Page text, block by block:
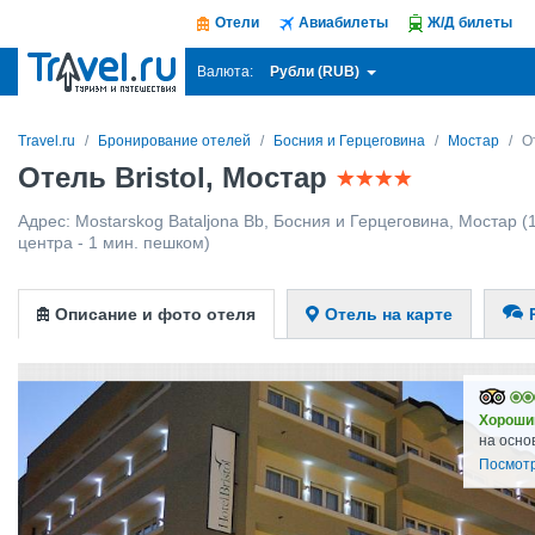
Отели Авиабилеты Ж/Д билеты
Валюта: Рубли (RUB)
Travel.ru Бронирование отелей Босния и Герцеговина Мостар
Отель Bristol, Мостар
Адрес: Mostarskog Bataljona Bb Босния и Герцеговина Мостар
центра - 1 мин. пешком)
Описание и фото отеля Отель на карте
на